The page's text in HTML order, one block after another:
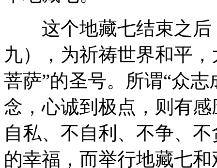
这个地藏七结束之后
九），为祈祷世界和平
菩萨”的圣号。所谓“众
念，心诚到极点，则有
自私、不自利、不争、
的幸福，而举行地藏七